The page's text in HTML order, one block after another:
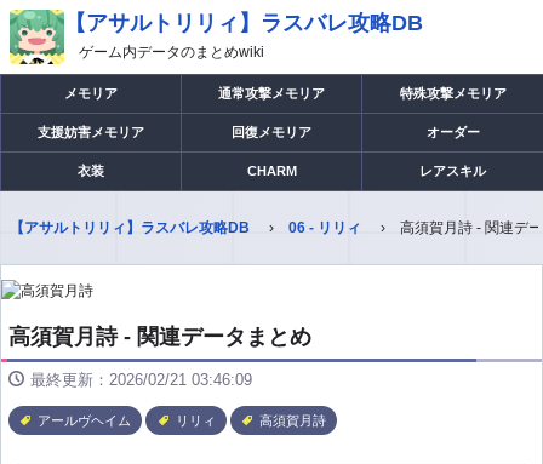
【アサルトリリィ】ラスバレ攻略DB
ゲーム内データのまとめwiki
メモリア 通常攻撃メモリア 特殊攻撃メモリア
支援妨害メモリア 回復メモリア オーダー
衣装 CHARM レアスキル
【アサルトリリィ】ラスバレ攻略DB 06 - リリィ 高須賀月詩 - 関連デ
高須賀月詩 - 関連データまとめ
最終更新：2026/02/21 03:46:09
アールヴヘイム リリィ 高須賀月詩